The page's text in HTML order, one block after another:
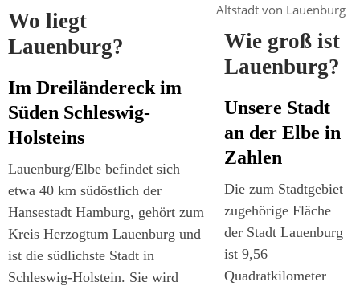
Wo liegt
Lauenburg?
Im Dreiländereck im
Süden Schleswig-
Holsteins
Lauenburg/Elbe befindet sich
etwa 40 km südöstlich der
Hansestadt Hamburg, gehört zum
Kreis Herzogtum Lauenburg und
ist die südlichste Stadt in
Schleswig-Holstein. Sie wird
Wie groß ist
Lauenburg?
Unsere Stadt
an der Elbe in
Zahlen
Die zum Stadtgebiet
zugehörige Fläche
der Stadt Lauenburg
ist 9,56
Quadratkilometer